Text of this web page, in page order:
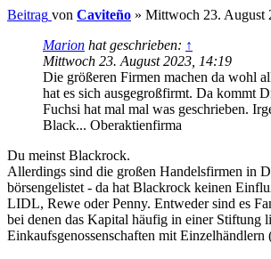
Beitrag von Caviteño » Mittwoch 23. August
Marion hat geschrieben: ↑
Mittwoch 23. August 2023, 14:19
Die größeren Firmen machen da wohl
hat es sich ausgegroßfirmt. Da kommt
Fuchsi hat mal mal was geschrieben.
Black... Oberaktienfirma
Du meinst Blackrock.
Allerdings sind die großen Handelsfirmen in
börsengelistet - da hat Blackrock keinen
LIDL, Rewe oder Penny. Entweder sind es
bei denen das Kapital häufig in einer Stiftung
Einkaufsgenossenschaften mit Einzelhändlern